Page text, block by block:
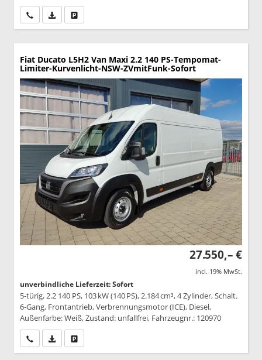
Wir rufen Sie anPDF-Datei, Fahrzeugexposé drucken
Fiat Ducato L5H2 Van Maxi 2.2 140 PS-Tempomat-
Limiter-Kurvenlicht-NSW-ZVmitFunk-Sofort
27.550,– €
incl. 19% MwSt.
unverbindliche Lieferzeit: Sofort
5-türig, 2.2 140 PS, 103 kW (140 PS), 2.184 cm³, 4 Zylinder, Schalt.
6-Gang, Frontantrieb, Verbrennungsmotor (ICE), Diesel,
Außenfarbe: Weiß, Zustand: unfallfrei, Fahrzeugnr.: 120970
Wir rufen Sie anPDF-Datei, Fahrzeugexposé drucken